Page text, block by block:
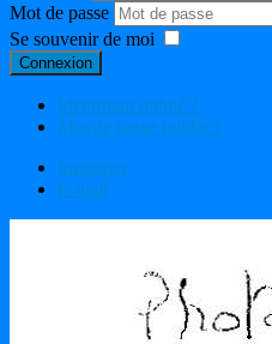
Mot de passe
Se souvenir de moi
Connexion
Identifiant oublié ?
Mot de passe oublié ?
Imprimer
E-mail